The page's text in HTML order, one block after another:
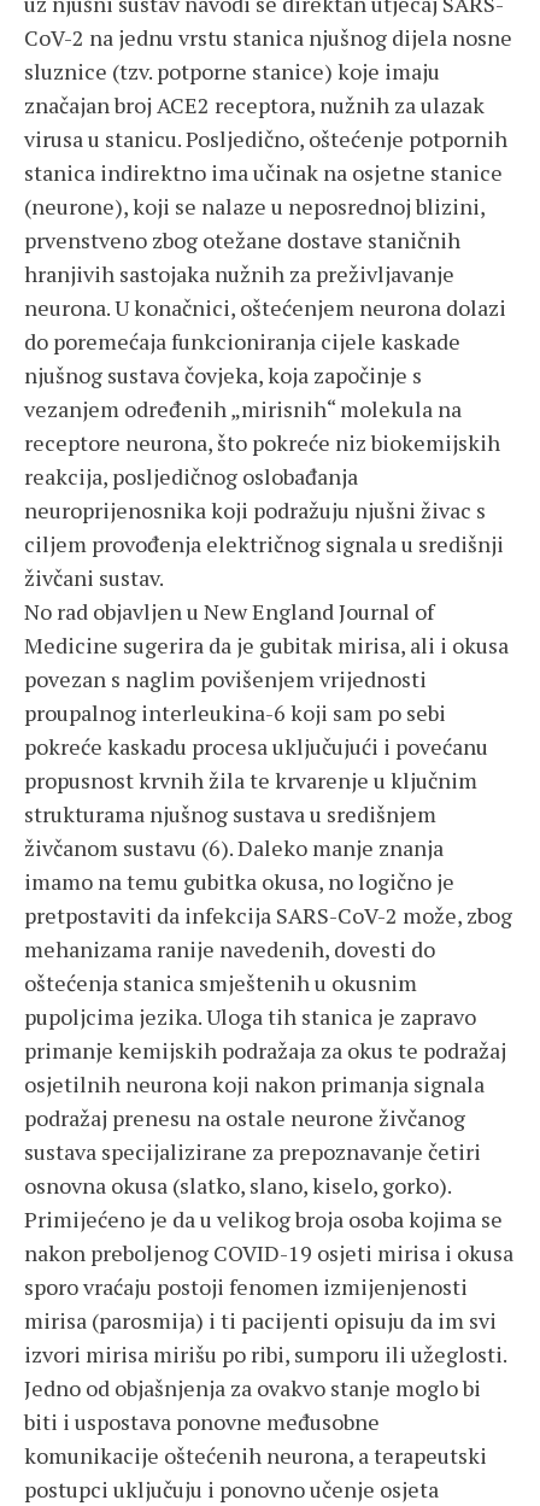
CoV-2 na jednu vrstu stanica njušnog dijela nosne
sluznice (tzv. potporne stanice) koje imaju
značajan broj ACE2 receptora, nužnih za ulazak
virusa u stanicu. Posljedično, oštećenje potpornih
stanica indirektno ima učinak na osjetne stanice
(neurone), koji se nalaze u neposrednoj blizini,
prvenstveno zbog otežane dostave staničnih
hranjivih sastojaka nužnih za preživljavanje
neurona. U konačnici, oštećenjem neurona dolazi
do poremećaja funkcioniranja cijele kaskade
njušnog sustava čovjeka, koja započinje s
vezanjem određenih „mirisnih“ molekula na
receptore neurona, što pokreće niz biokemijskih
reakcija, posljedičnog oslobađanja
neuroprijenosnika koji podražuju njušni živac s
ciljem provođenja električnog signala u središnji
živčani sustav.
No rad objavljen u New England Journal of
Medicine sugerira da je gubitak mirisa, ali i okusa
povezan s naglim povišenjem vrijednosti
proupalnog interleukina-6 koji sam po sebi
pokreće kaskadu procesa uključujući i povećanu
propusnost krvnih žila te krvarenje u ključnim
strukturama njušnog sustava u središnjem
živčanom sustavu (6). Daleko manje znanja
imamo na temu gubitka okusa, no logično je
pretpostaviti da infekcija SARS-CoV-2 može, zbog
mehanizama ranije navedenih, dovesti do
oštećenja stanica smještenih u okusnim
pupoljcima jezika. Uloga tih stanica je zapravo
primanje kemijskih podražaja za okus te podražaj
osjetilnih neurona koji nakon primanja signala
podražaj prenesu na ostale neurone živčanog
sustava specijalizirane za prepoznavanje četiri
osnovna okusa (slatko, slano, kiselo, gorko).
Primijećeno je da u velikog broja osoba kojima se
nakon preboljenog COVID-19 osjeti mirisa i okusa
sporo vraćaju postoji fenomen izmijenjenosti
mirisa (parosmija) i ti pacijenti opisuju da im svi
izvori mirisa mirišu po ribi, sumporu ili užeglosti.
Jedno od objašnjenja za ovakvo stanje moglo bi
biti i uspostava ponovne međusobne
komunikacije oštećenih neurona, a terapeutski
postupci uključuju i ponovno učenje osjeta